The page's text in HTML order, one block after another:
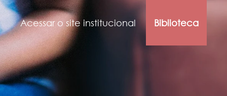
Acessar o site institucional Biblioteca